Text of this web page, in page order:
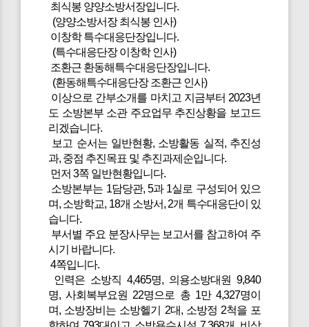
최식봉 양양소방서장입니다.
(양양소방서장 최식봉 인사)
이창학 특수대응단장입니다.
(특수대응단장 이창학 인사)
조환근 환동해특수대응단장입니다.
(환동해특수대응단장 조환근 인사)
이상으로 간부소개를 마치고 지금부터 2023년
도 소방본부 소관 주요업무 추진상황을 보고드
리겠습니다.
보고 순서는 일반현황, 소방활동 실적, 추진성
과, 중점 추진목표 및 추진과제순입니다.
먼저 3쪽 일반현황입니다.
소방본부는 1담당관, 5과 1실로 구성되어 있으
며, 소방학교, 18개 소방서, 2개 특수대응단이 있
습니다.
부서별 주요 분장사무는 보고서를 참고하여 주
시기 바랍니다.
4쪽입니다.
인력은 소방직 4,465명, 의용소방대원 9,840
명, 사회복부요원 22명으로 총 1만 4,327명이
며, 소방장비는 소방헬기 2대, 소방정 2척을 포